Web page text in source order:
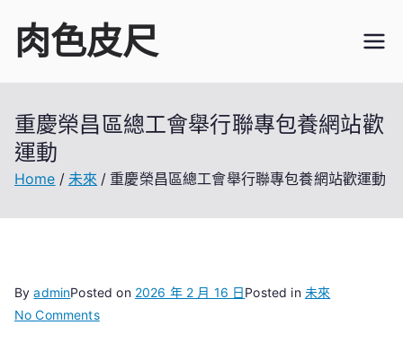
content
肉色皮尺
重慶榮昌區總工會舉行聯專包養網站歡
運動
Home 未來 重慶榮昌區總工會舉行聯專包養網站歡運動
ByadminPosted on 2026 年 2 月 16 日Posted in 未來
No Commentson